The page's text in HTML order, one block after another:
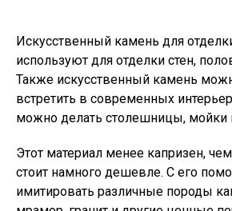
Искусственный камень для
используют для отделки стен,
Также искусственный камень
встретить в современных
можно делать столешницы, мойки
Этот материал менее капризен,
стоит намного дешевле. С его
имитировать различные породы